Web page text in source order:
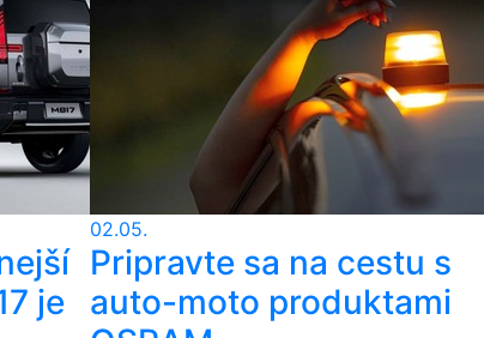
je
02.05.
Pripravte sa na cestu s
auto-moto produktami